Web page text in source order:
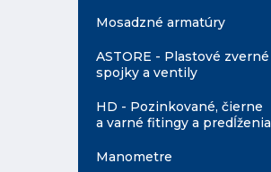
Mosadzné armatúry
ASTORE - Plastové zverné
spojky a ventily
HD - Pozinkované, čierne
a varné fitingy a predĺženia
Manometre